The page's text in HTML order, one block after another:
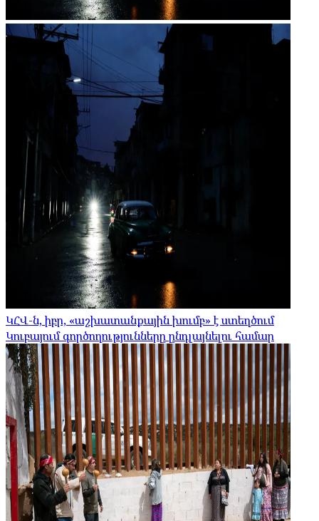
ԿՀՎ-ն, իբր, «աշխատանքային խումբ» է ստեղծում
Կուբայում գործողությունները ընդլայնելու համար